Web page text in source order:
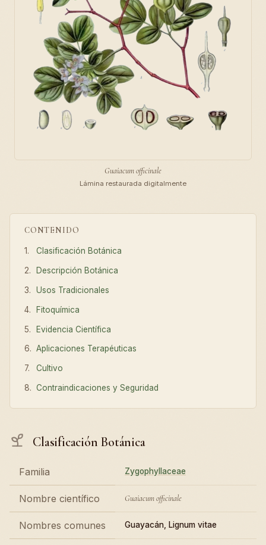
CONTENIDO
Clasificación Botánica
Descripción Botánica
Usos Tradicionales
Fitoquímica
Evidencia Científica
Aplicaciones Terapéuticas
Cultivo
Contraindicaciones y Seguridad
Clasificación Botánica
Familia Zygophyllaceae
Nombre científico Guaiacum officinale
Nombres comunes Guayacán, Lignum vitae
Guaiacum officinale
Lámina restaurada digitalmente